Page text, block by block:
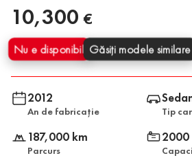
10,300 €
Nu e disponibil Găsiți modele similare
2012
An de fabricație Tip
187,000 km
Parcurs
2000